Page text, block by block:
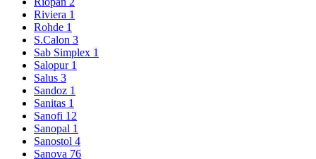
Riviera 1
Rohde 1
S.Calon 3
Sab Simplex 1
Salopur 1
Salus 3
Sandoz 1
Sanitas 1
Sanofi 12
Sanopal 1
Sanostol 4
Sanova 76